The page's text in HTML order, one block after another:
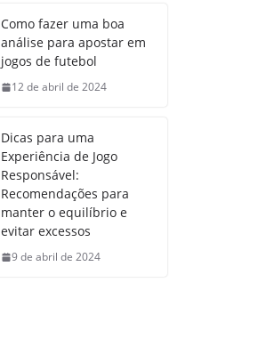
Como fazer uma boa
análise para apostar em
jogos de futebol
12 de abril de 2024
Dicas para uma
Experiência de Jogo
Responsável:
Recomendações para
manter o equilíbrio e
evitar excessos
9 de abril de 2024